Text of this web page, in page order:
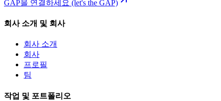
GAP을 연결하세요 (let's the GAP)
회사 소개 및 회사
회사 소개
회사
프로필
팀
작업 및 포트폴리오